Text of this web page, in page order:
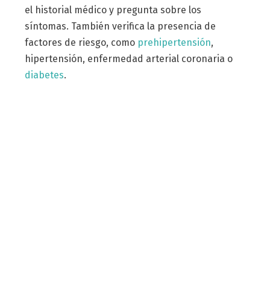
el historial médico y pregunta sobre los
síntomas. También verifica la presencia de
factores de riesgo, como prehipertensión,
hipertensión, enfermedad arterial coronaria o
diabetes.